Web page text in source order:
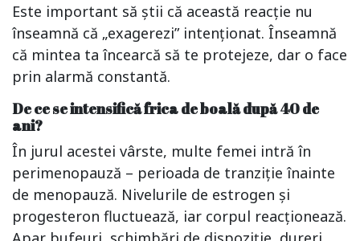
Este important să știi că această reacție nu
înseamnă că „exagerezi” intenționat. Înseamnă
că mintea ta încearcă să te protejeze, dar o face
prin alarmă constantă.
De ce se intensifică frica de boală după 40 de
ani?
În jurul acestei vârste, multe femei intră în
perimenopauză – perioada de tranziție înainte
de menopauză. Nivelurile de estrogen și
progesteron fluctuează, iar corpul reacționează.